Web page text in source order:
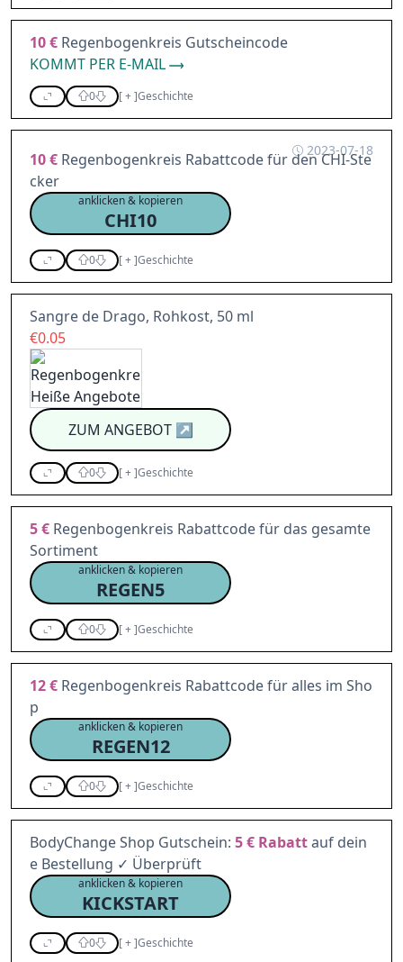
10 € Regenbogenkreis Gutscheincode
KOMMT PER E-MAIL
0 [+]Geschichte
2023-07-18
10 € Regenbogenkreis Rabattcode für den CHI-Ste
cker
anklicken & kopieren
CHI10
0 [+]Geschichte
Sangre de Drago, Rohkost, 50 ml
€0.05
ZUM ANGEBOT↗
0 [+]Geschichte
5 € Regenbogenkreis Rabattcode für das gesamte
Sortiment
anklicken & kopieren
REGEN5
0 [+]Geschichte
12 € Regenbogenkreis Rabattcode für alles im Sho
p
anklicken & kopieren
REGEN12
0 [+]Geschichte
BodyChange Shop Gutschein: 5 € Rabattauf dein
e Bestellung ✓ Überprüft
anklicken & kopieren
KICKSTART
0 [+]Geschichte